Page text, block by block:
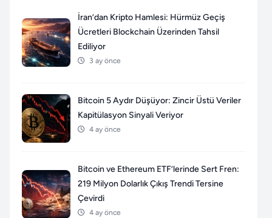
İran’dan Kripto Hamlesi: Hürmüz Geçiş
Ücretleri Blockchain Üzerinden Tahsil
Ediliyor
3 ay önce
Bitcoin 5 Aydır Düşüyor: Zincir Üstü Veriler
Kapitülasyon Sinyali Veriyor
4 ay önce
Bitcoin ve Ethereum ETF’lerinde Sert Fren:
219 Milyon Dolarlık Çıkış Trendi Tersine
Çevirdi
4 ay önce